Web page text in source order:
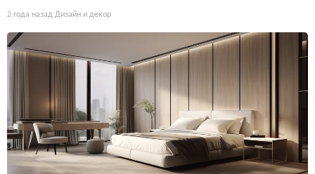
2 года назад Дизайн и декор